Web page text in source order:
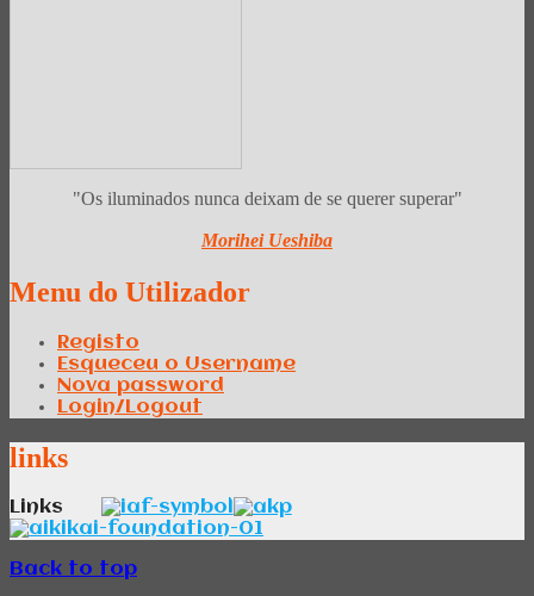
"Os iluminados nunca deixam de se querer superar"
Morihei Ueshiba
Menu do Utilizador
Registo
Esqueceu o Username
Nova password
Login/Logout
links
Links
Back to top